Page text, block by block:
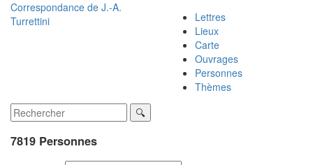
Correspondance de J.-A.
Turrettini
Lettres
Lieux
Carte
Ouvrages
Personnes
Thèmes
7819 Personnes